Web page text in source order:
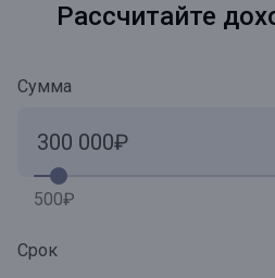
Раcсчитайте
Сумма
500₽
Срок